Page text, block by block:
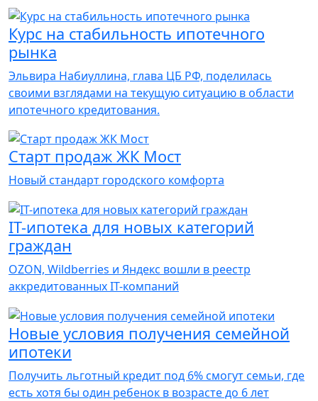
Курс на стабильность ипотечного
рынка
Эльвира Набиуллина, глава ЦБ РФ, поделилась
своими взглядами на текущую ситуацию в области
ипотечного кредитования.
Старт продаж ЖК Мост
Новый стандарт городского комфорта
IT-ипотека для новых категорий
граждан
OZON, Wildberries и Яндекс вошли в реестр
аккредитованных IT-компаний
Новые условия получения семейной
ипотеки
Получить льготный кредит под 6% смогут семьи, где
есть хотя бы один ребенок в возрасте до 6 лет